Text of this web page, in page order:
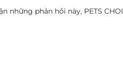
phản hồi này, PETS